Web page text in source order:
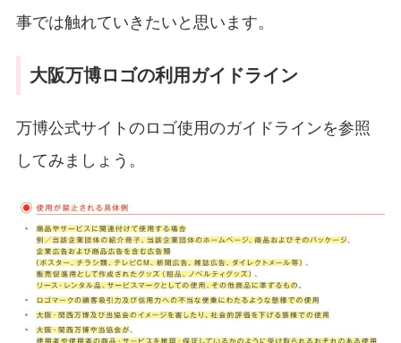
事では触れていきたいと思います。
大阪万博ロゴの利用ガイドライン
万博公式サイトのロゴ使用のガイドラインを参照
してみましょう。